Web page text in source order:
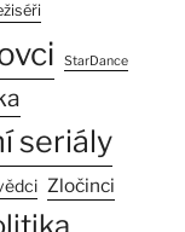
StarDance
seriály
Zločinci